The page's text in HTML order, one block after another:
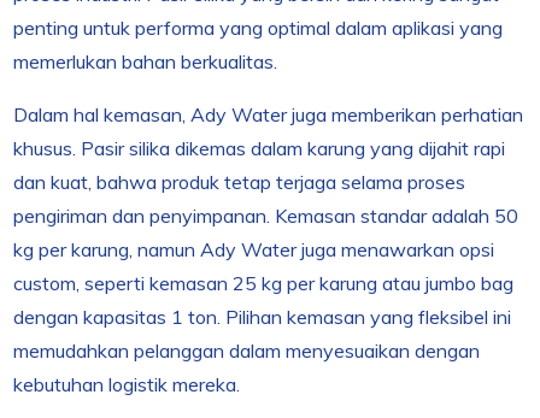
penting untuk performa yang optimal dalam aplikasi yang
memerlukan bahan berkualitas.
Dalam hal kemasan, Ady Water juga memberikan perhatian
khusus. Pasir silika dikemas dalam karung yang dijahit rapi
dan kuat, bahwa produk tetap terjaga selama proses
pengiriman dan penyimpanan. Kemasan standar adalah 50
kg per karung, namun Ady Water juga menawarkan opsi
custom, seperti kemasan 25 kg per karung atau jumbo bag
dengan kapasitas 1 ton. Pilihan kemasan yang fleksibel ini
memudahkan pelanggan dalam menyesuaikan dengan
kebutuhan logistik mereka.